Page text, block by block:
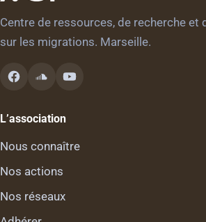
Centre de ressources, de recherche et
sur les migrations. Marseille.
L’association
Nous connaître
Nos actions
Nos réseaux